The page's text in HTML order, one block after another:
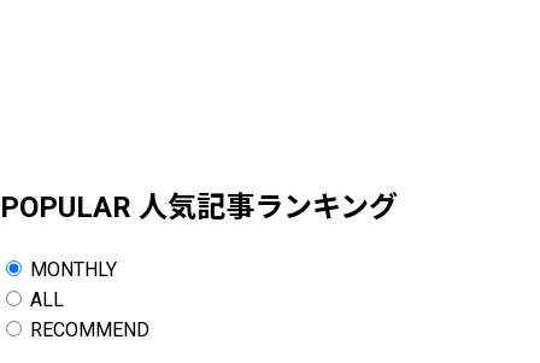
POPULAR 人気記事ランキング
MONTHLY
ALL
RECOMMEND